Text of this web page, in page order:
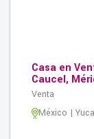
Casa en
Caucel,
Venta
México |